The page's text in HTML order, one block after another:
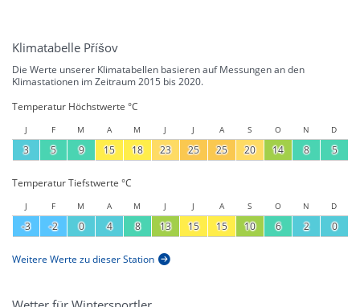
Klimatabelle Příšov
Die Werte unserer Klimatabellen basieren auf Messungen an den
Klimastationen im Zeitraum 2015 bis 2020.
Temperatur Höchstwerte °C
J F M A M J J A S O N D
3 5 9 15 18 23 25 25 20 14 8 5
Temperatur Tiefstwerte °C
J F M A M J J A S O N D
-3 -2 0 4 8 13 15 15 10 6 2 0
Weitere Werte zu dieser Station